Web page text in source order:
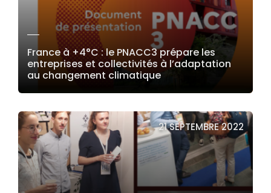
France à +4°C : le PNACC3 prépare les
entreprises et collectivités à l’adaptation
au changement climatique
21 SEPTEMBRE 2022